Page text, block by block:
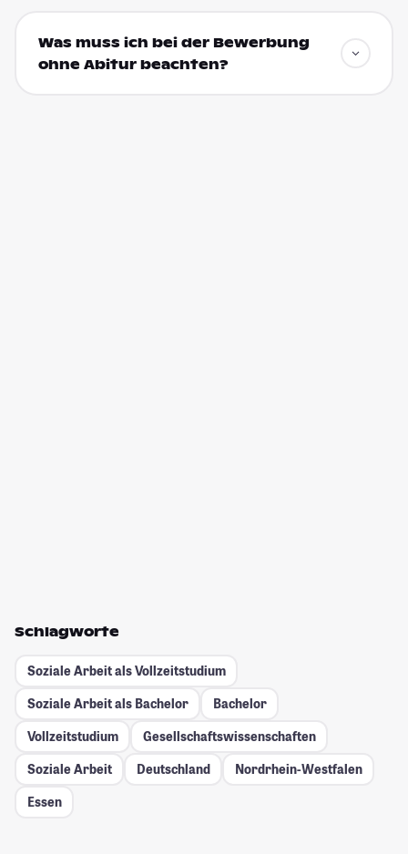
Was muss ich bei der Bewerbung
ohne Abitur beachten?
Schlagworte
Soziale Arbeit als Vollzeitstudium
Soziale Arbeit als Bachelor
Bachelor
Vollzeitstudium
Gesellschafts­wissenschaften
Soziale Arbeit
Deutschland
Nordrhein-Westfalen
Essen